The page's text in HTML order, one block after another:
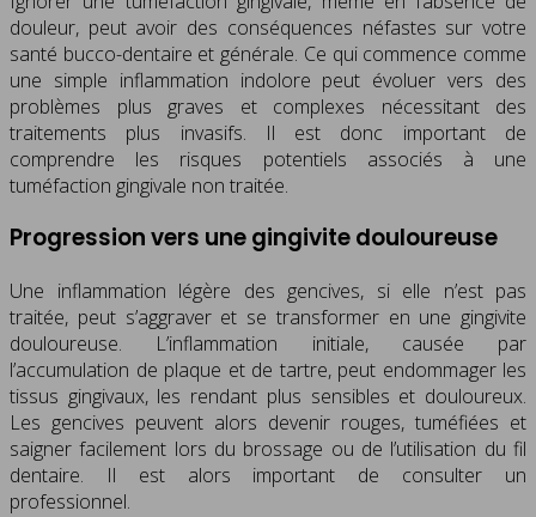
douleur, peut avoir des conséquences néfastes sur votre
santé bucco-dentaire et générale. Ce qui commence comme
une simple inflammation indolore peut évoluer vers des
problèmes plus graves et complexes nécessitant des
traitements plus invasifs. Il est donc important de
comprendre les risques potentiels associés à une
tuméfaction gingivale non traitée.
Progression vers une gingivite douloureuse
Une inflammation légère des gencives, si elle n’est pas
traitée, peut s’aggraver et se transformer en une gingivite
douloureuse. L’inflammation initiale, causée par
l’accumulation de plaque et de tartre, peut endommager les
tissus gingivaux, les rendant plus sensibles et douloureux.
Les gencives peuvent alors devenir rouges, tuméfiées et
saigner facilement lors du brossage ou de l’utilisation du fil
dentaire. Il est alors important de consulter un
professionnel.